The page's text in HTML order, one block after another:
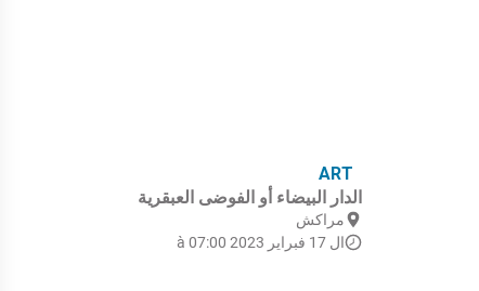
ART
الدار البيضاء أو الفوضى العبقرية
مراكش
ال 17 فبراير 2023 à 07:00